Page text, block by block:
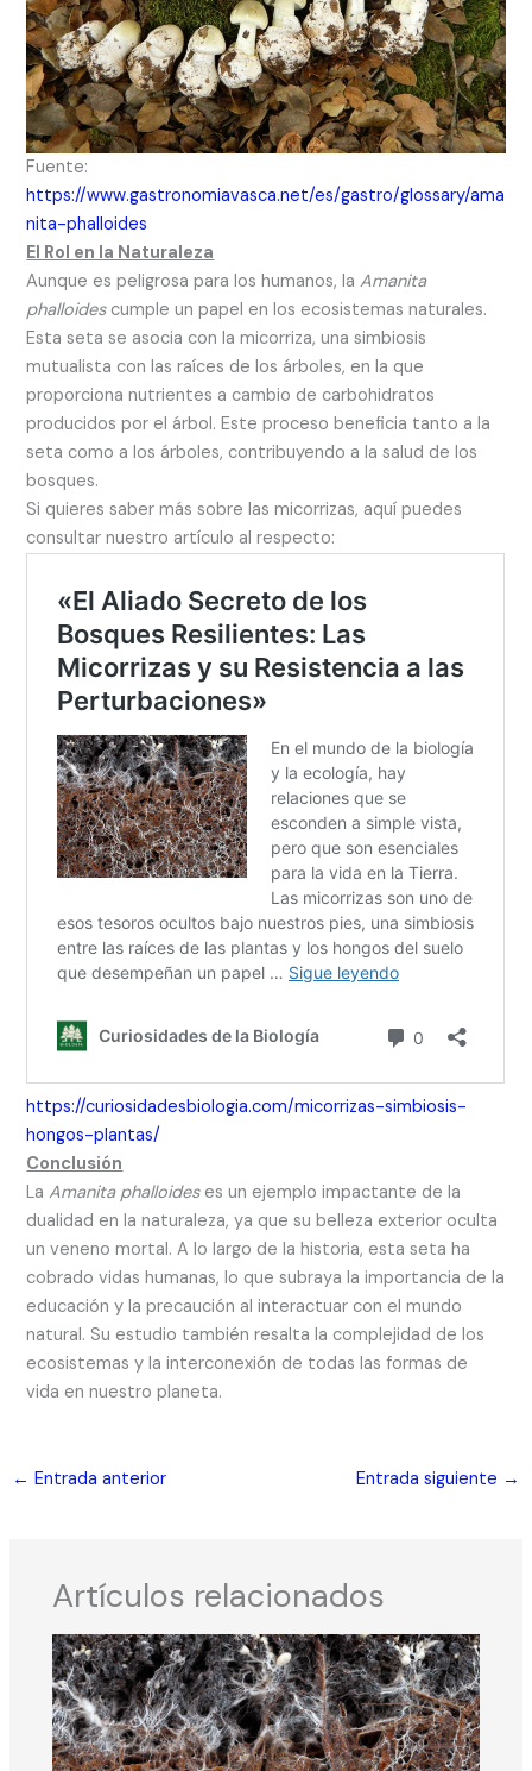
Fuente:
https://www.gastronomiavasca.net/es/gastro/glossary/ama
nita-phalloides
El Rol en la Naturaleza
Aunque es peligrosa para los humanos, laAmanita
phalloidescumple un papel en los ecosistemas naturales.
Esta seta se asocia con la micorriza, una simbiosis
mutualista con las raíces de los árboles, en la que
proporciona nutrientes a cambio de carbohidratos
producidos por el árbol. Este proceso beneficia tanto a la
seta como a los árboles, contribuyendo a la salud de los
bosques.
Si quieres saber más sobre las micorrizas, aquí puedes
consultar nuestro artículo al respecto:
https://curiosidadesbiologia.com/micorrizas-simbiosis-
hongos-plantas/
Conclusión
LaAmanita phalloideses un ejemplo impactante de la
dualidad en la naturaleza, ya que su belleza exterior oculta
un veneno mortal. A lo largo de la historia, esta seta ha
cobrado vidas humanas, lo que subraya la importancia de la
educación y la precaución al interactuar con el mundo
natural. Su estudio también resalta la complejidad de los
ecosistemas y la interconexión de todas las formas de
vida en nuestro planeta.
← Entrada anterior Entrada siguiente →
Artículos relacionados